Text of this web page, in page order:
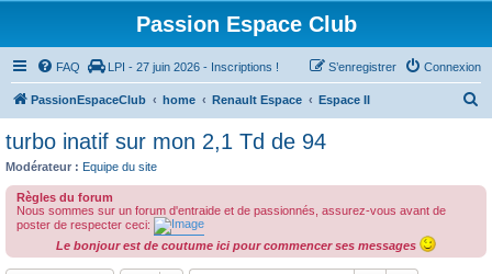
Passion Espace Club
FAQ LPI - 27 juin 2026 - Inscriptions ! Connexion
S’enregistrer
PassionEspaceClub home Renault Espace Espace II
c
turbo inatif sur mon 2,1 Td de 94
Modérateur : Equipe du site
Règles du forum
Nous sommes sur un forum d'entraide et de passionnés, assurez-vous avant de
poster de respecter ceci:
Le bonjour est de coutume ici pour commencer ses messages